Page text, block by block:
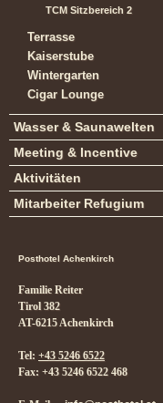
TCM Sitzbereich 2
Terrasse
Kaiserstube
Wintergarten
Cigar Lounge
Wasser & Saunawelten
Meeting & Incentive
Aktivitäten
Mitarbeiter Refugium
Posthotel Achenkirch
Familie Reiter
Tirol 382
AT-6215 Achenkirch
Tel: +43 5246 6522
Fax: +43 5246 6522 468